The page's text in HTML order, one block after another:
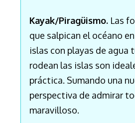
Kayak/Piragüismo. Las
que salpican el océano
islas con playas de agua
rodean las islas son
práctica. Sumando una
perspectiva de admirar
maravilloso.